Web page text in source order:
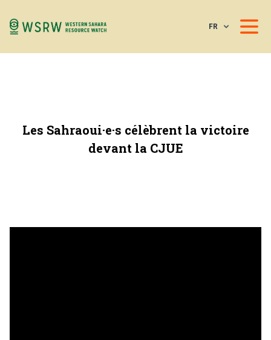
FR
Les Sahraoui·e·s célèbrent la victoire
devant la CJUE